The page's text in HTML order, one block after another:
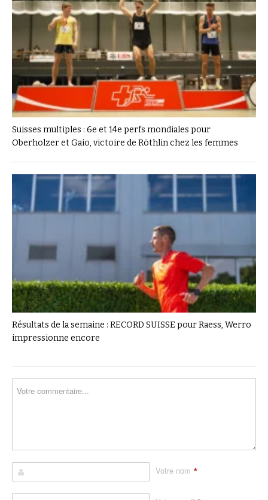
Suisses multiples : 6e et 14e perfs mondiales pour
Oberholzer et Gaio, victoire de Röthlin chez les femmes
Résultats de la semaine : RECORD SUISSE pour Raess, Werro
impressionne encore
Votre nom *